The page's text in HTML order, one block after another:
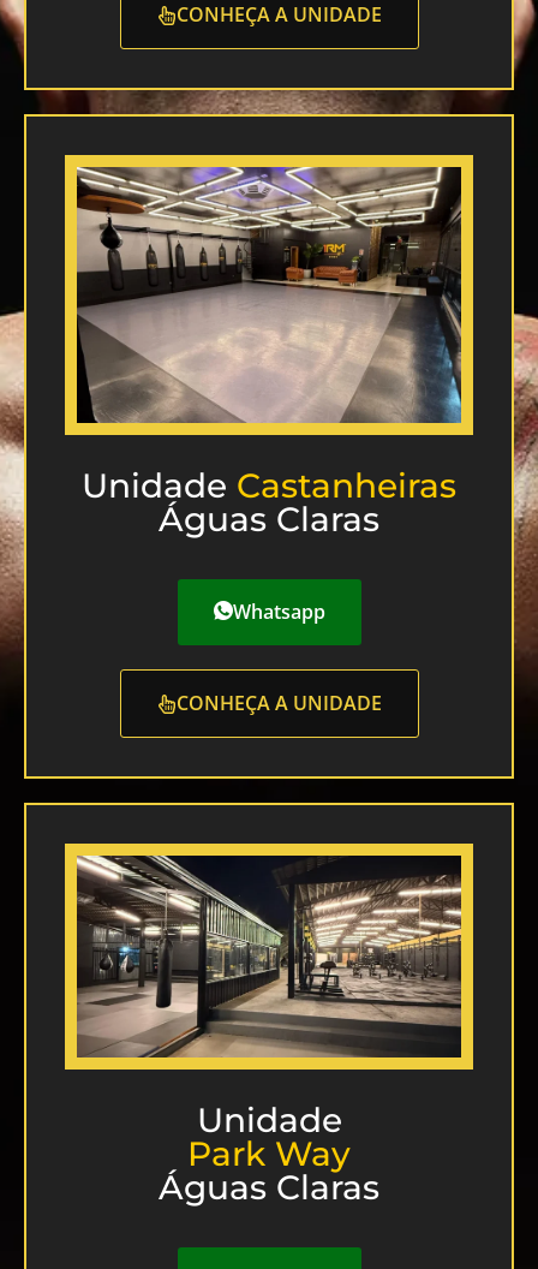
CONHEÇA A UNIDADE
Unidade Castanheiras
Águas Claras
Whatsapp
CONHEÇA A UNIDADE
Unidade
Park Way
Águas Claras